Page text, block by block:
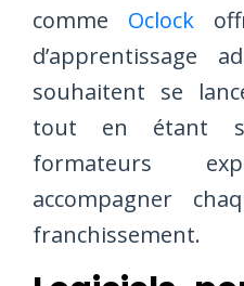
comme Oclock
d’apprentissage
souhaitent se
tout en étant
formateurs
accompagner
franchissement.